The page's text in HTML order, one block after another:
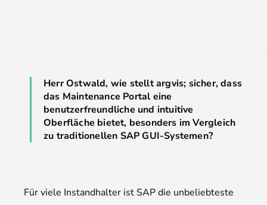
Herr Ostwald, wie stellt argvis; sicher, dass
das Maintenance Portal eine
benutzerfreundliche und intuitive
Oberfläche bietet, besonders im Vergleich
zu traditionellen SAP GUI-Systemen?
Für viele Instandhalter ist SAP die unbeliebteste